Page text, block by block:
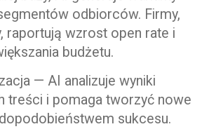
odbiorców. Firmy,
raportują wzrost open rate i
budżetu.
— AI analizuje wyniki
treści i pomaga tworzyć nowe
sukcesu.